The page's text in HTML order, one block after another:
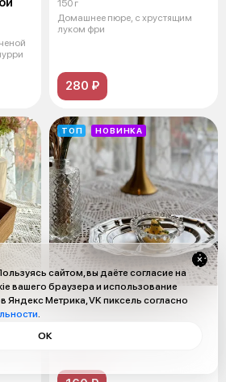
150 г
Домашнее пюре, с хрустящим
луком фри
280 ₽
с
ТОП НОВИНКА
Копченое масло
сайтом, вы даёте согласие на
вашего браузера и использование
Яндекс Метрика, VK пиксель согласно
.
ОК